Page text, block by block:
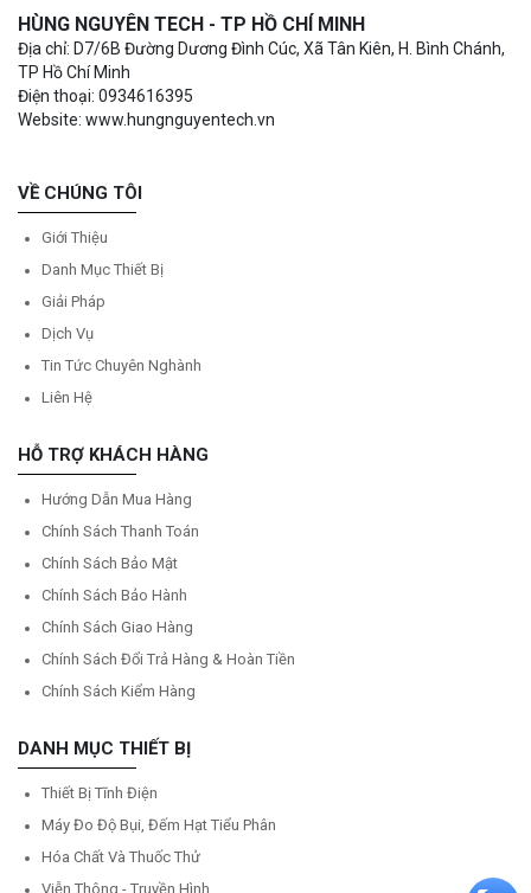
HÙNG NGUYÊN TECH - TP HỒ CHÍ MINH
Địa chỉ: D7/6B Đường Dương Đình Cúc, Xã Tân Kiên, H. Bình Chánh,
TP Hồ Chí Minh
Điện thoại: 0934616395
Website: www.hungnguyentech.vn
VỀ CHÚNG TÔI
Giới Thiệu
Danh Mục Thiết Bị
Giải Pháp
Dịch Vụ
Tin Tức Chuyên Nghành
Liên Hệ
HỖ TRỢ KHÁCH HÀNG
Hướng Dẫn Mua Hàng
Chính Sách Thanh Toán
Chính Sách Bảo Mật
Chính Sách Bảo Hành
Chính Sách Giao Hàng
Chính Sách Đổi Trả Hàng & Hoàn Tiền
Chính Sách Kiểm Hàng
DANH MỤC THIẾT BỊ
Thiết Bị Tĩnh Điện
Máy Đo Độ Bụi, Đếm Hạt Tiểu Phân
Hóa Chất Và Thuốc Thử
Viễn Thông - Truyền Hình